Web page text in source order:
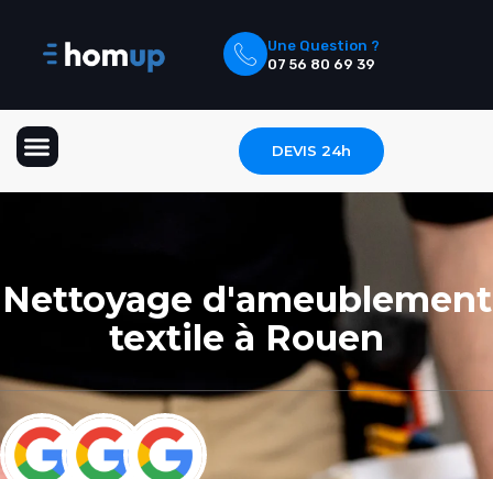
Une Question ?
07 56 80 69 39
DEVIS 24h
Nettoyage d'ameublement
textile à Rouen